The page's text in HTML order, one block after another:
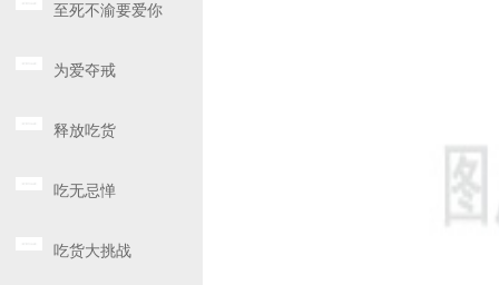
至死不渝要爱你
为爱夺戒
释放吃货
吃无忌惮
吃货大挑战